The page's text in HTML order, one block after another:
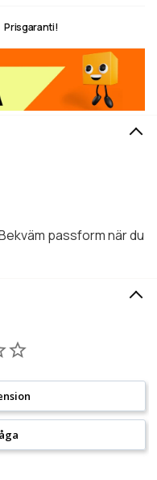
Prisgaranti!
passform när du